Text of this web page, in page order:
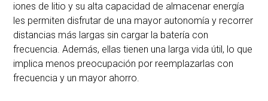
iones de litio y su alta capacidad de almacenar energía
les permiten disfrutar de una mayor autonomía y recorrer
distancias más largas sin cargar la batería con
frecuencia. Además, ellas tienen una larga vida útil, lo que
implica menos preocupación por reemplazarlas con
frecuencia y un mayor ahorro.